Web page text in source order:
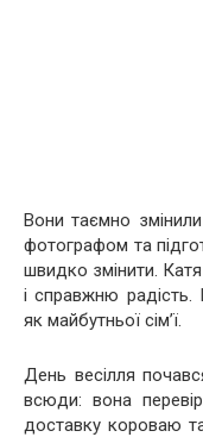
Вони таємно
фотографом та
швидко змінити. Катя
і справжню радість.
як майбутньої сім’ї.
День весілля
всюди: вона
доставку короваю